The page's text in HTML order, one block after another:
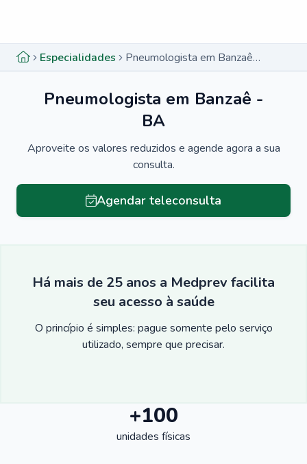
Especialidades Pneumologista em Banzaê - BA
Pneumologista em Banzaê -
BA
Aproveite os valores reduzidos e agende agora a sua
consulta.
Agendar teleconsulta
Há mais de 25 anos a Medprev facilita
seu acesso à saúde
O princípio é simples: pague somente pelo serviço
utilizado, sempre que precisar.
+100
unidades físicas